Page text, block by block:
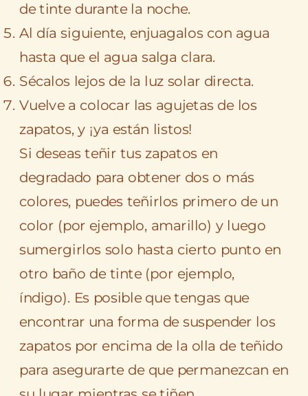
de tinte durante la noche.
Al día siguiente, enjuagalos con agua
hasta que el agua salga clara.
Sécalos lejos de la luz solar directa.
Vuelve a colocar las agujetas de los
zapatos, y ¡ya están listos!
Si deseas teñir tus zapatos en
degradado para obtener dos o más
colores, puedes teñirlos primero de un
color (por ejemplo, amarillo) y luego
sumergirlos solo hasta cierto punto en
otro baño de tinte (por ejemplo,
índigo). Es posible que tengas que
encontrar una forma de suspender los
zapatos por encima de la olla de teñido
para asegurarte de que permanezcan en